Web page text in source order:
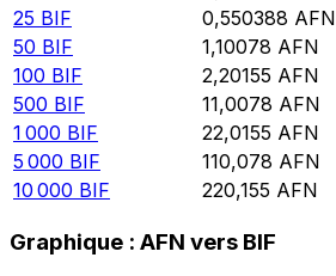
25 BIF 0,550388 AFN
50 BIF 1,10078 AFN
100 BIF 2,20155 AFN
500 BIF 11,0078 AFN
1 000 BIF 22,0155 AFN
5 000 BIF 110,078 AFN
10 000 BIF 220,155 AFN
Graphique : AFN vers BIF